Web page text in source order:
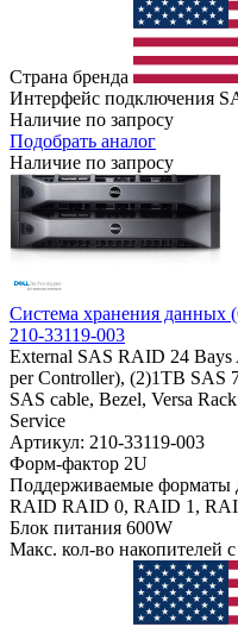
Страна бренда
Интерфейс подключения
Наличие по запросу
Подобрать аналог
Наличие по запросу
Система хранения
210-33119-003
External SAS RAID 24
per Controller), (2)1TB SAS
SAS cable, Bezel, Versa
Service
Артикул: 210-33119-003
Форм-фактор 2U
Поддерживаемые форматы
RAID RAID 0, RAID 1,
Блок питания 600W
Макс. кол-во накопителей